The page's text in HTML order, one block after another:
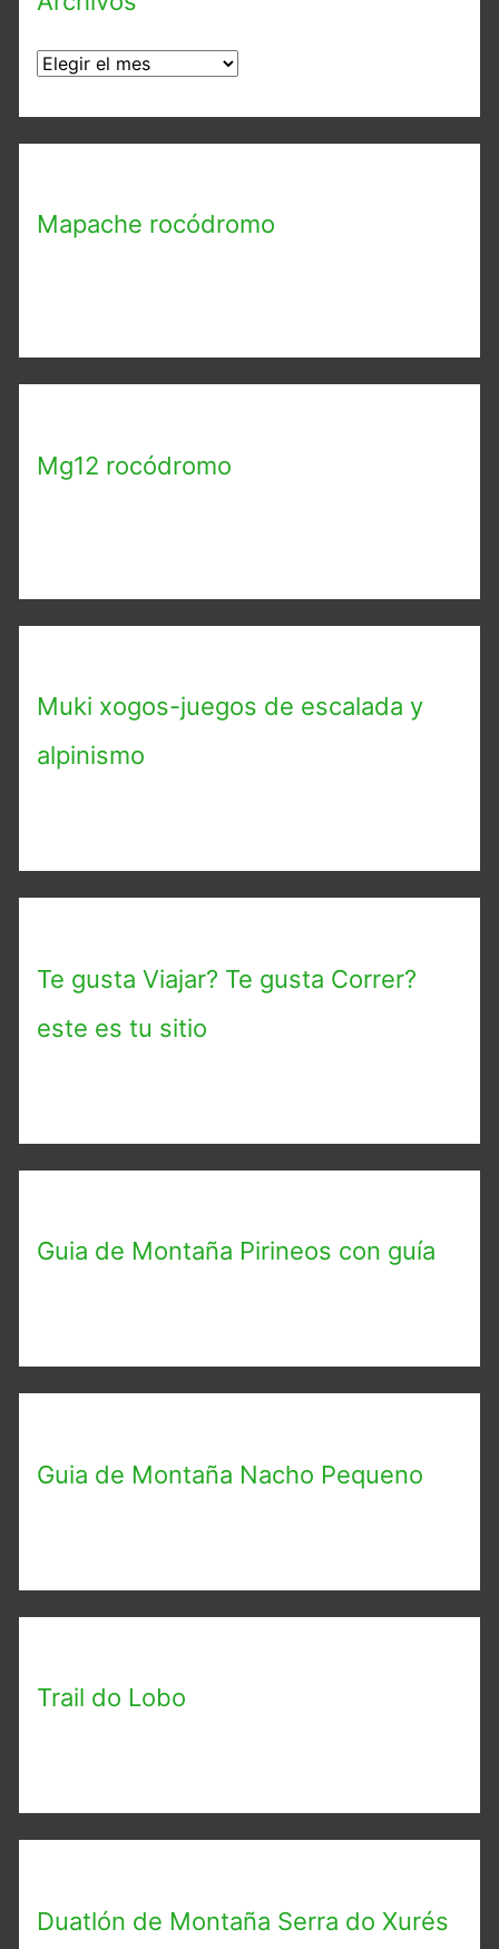
A
v
Mapache rocódromo
Mg12 rocódromo
Muki xogos-juegos de escalada y
alpinismo
Te gusta Viajar? Te gusta Correr?
este es tu sitio
Guia de Montaña Pirineos con guía
Guia de Montaña Nacho Pequeno
Trail do Lobo
Duatlón de Montaña Serra do Xurés